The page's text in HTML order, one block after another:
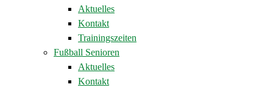
Aktuelles
Kontakt
Trainingszeiten
Fußball Senioren
Aktuelles
Kontakt